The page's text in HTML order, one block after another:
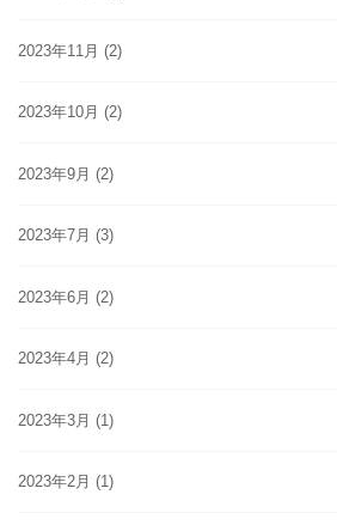
2023年11月 (2)
2023年10月 (2)
2023年9月 (2)
2023年7月 (3)
2023年6月 (2)
2023年4月 (2)
2023年3月 (1)
2023年2月 (1)